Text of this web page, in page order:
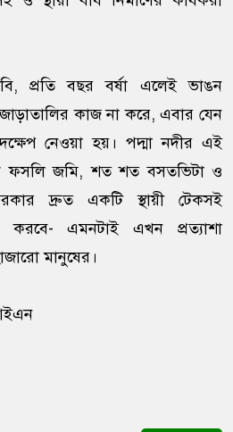
প্রতি বছর বর্ষা এলেই ভাঙন
কাজ না করে, এবার যেন
নেওয়া হয়। পদ্মা নদীর এই
ফসলি জমি, শত শত বসতভিটা ও
দ্রুত একটি স্থায়ী টেকসই
করবে- এমনটাই এখন প্রত্যাশা
মানুষের।